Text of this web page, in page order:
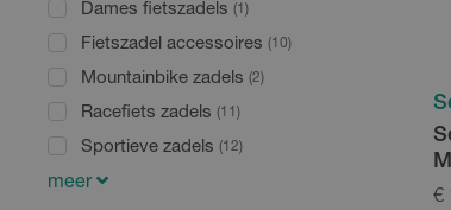
Dames fietszadels (1)
Fietszadel accessoires (10)
Mountainbike zadels (2)
Racefiets zadels (11)
Sportieve zadels (12)
meer
€